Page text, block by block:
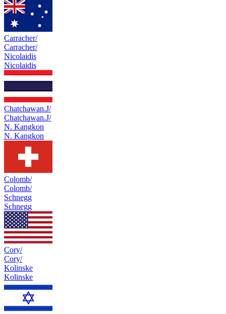
Carracher/
Carracher/
Nicolaidis
Nicolaidis
Chatchawan.J/
Chatchawan.J/
N. Kangkon
N. Kangkon
Colomb/
Colomb/
Schnegg
Schnegg
Cory/
Cory/
Kolinske
Kolinske